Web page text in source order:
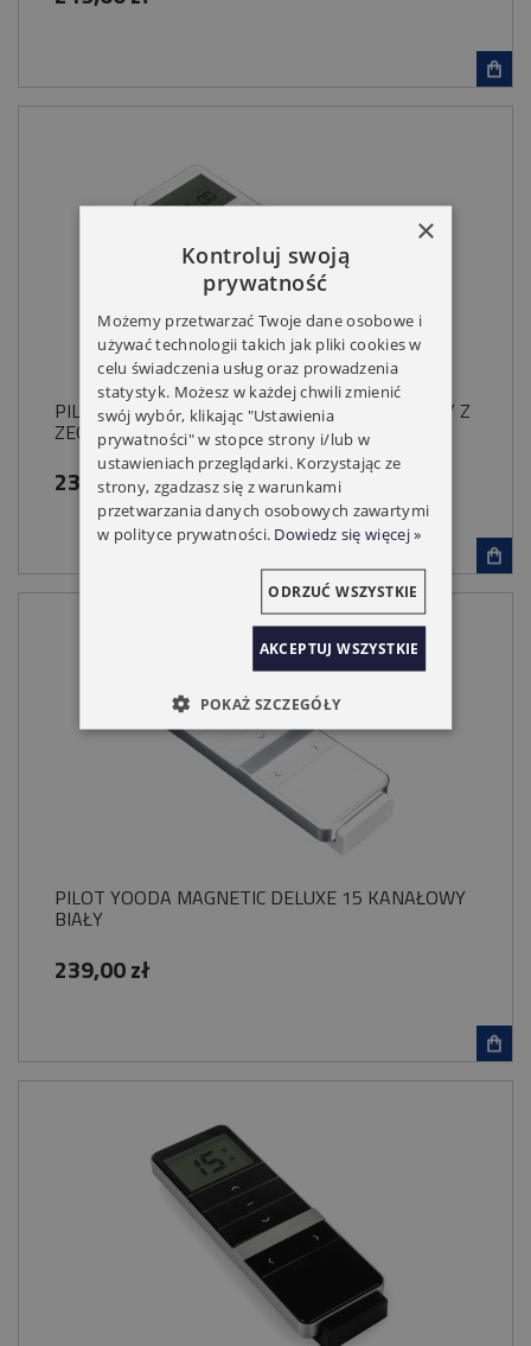
PILOT YOODA MAGNETIC DELUXE 5 KANAŁOWY Z
ZEGAREM BIAŁY
239,00 zł
PILOT YOODA MAGNETIC DELUXE 15 KANAŁOWY
BIAŁY
239,00 zł
×
Kontroluj swoją
prywatność
Możemy przetwarzać Twoje dane osobowe i
używać technologii takich jak pliki cookies w
celu świadczenia usług oraz prowadzenia
statystyk. Możesz w każdej chwili zmienić
swój wybór, klikając "Ustawienia
prywatności" w stopce strony i/lub w
ustawieniach przeglądarki. Korzystając ze
strony, zgadzasz się z warunkami
przetwarzania danych osobowych zawartymi
w polityce prywatności. Dowiedz się więcej »
AKCEPTUJ WSZYSTKIE
ODRZUĆ WSZYSTKIE
POKAŻ SZCZEGÓŁY